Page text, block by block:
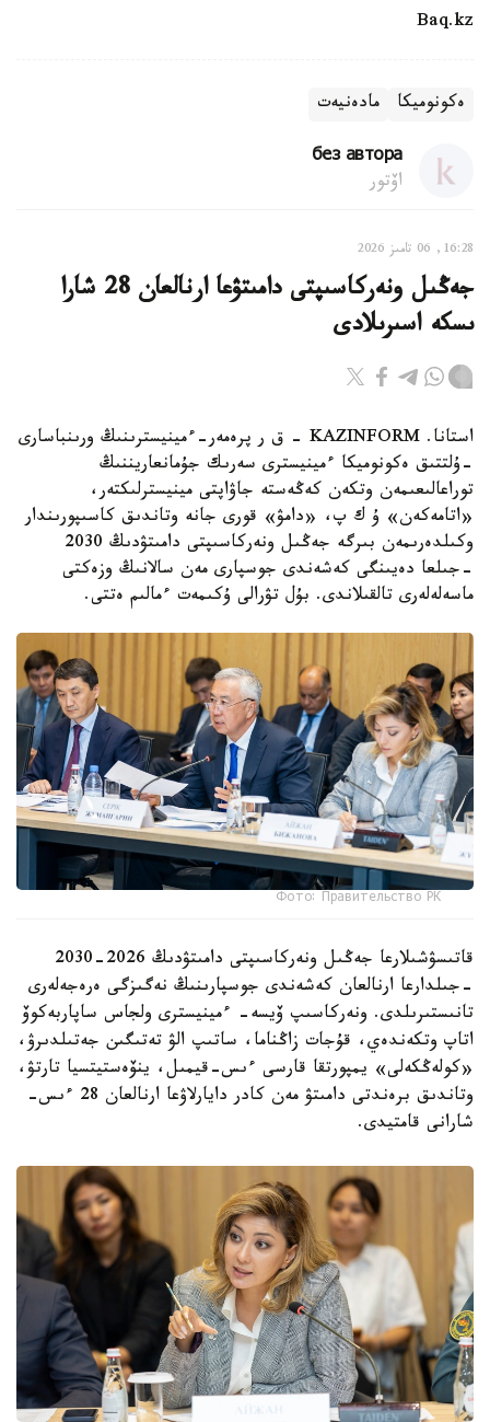
Baq.kz
ەكونوميكا مادەنيەت
без автора
اۆتور
16:28, 06 تامىز 2026
جەڭىل ونەركاسىپتى دامىتۋعا ارنالعان 28 شارا
ىسكە اسىرىلادى
استانا. KAZINFORM - ق ر پرەمەر-ءمينيسترىنىڭ ورىنباسارى
-ۇلتتىق ەكونوميكا ءمينيسترى سەرىك جۇمانعاريننىڭ
توراعالىعىمەن وتكەن كەڭەستە جاۋاپتى مينيسترلىكتەر،
«اتامەكەن» ۇ ك پ، «دامۋ» قورى جانە وتاندىق كاسىپورىندار
وكىلدەرىمەن بىرگە جەڭىل ونەركاسىپتى دامىتۋدىڭ 2030
-جىلعا دەيىنگى كەشەندى جوسپارى مەن سالانىڭ وزەكتى
ماسەلەلەرى تالقىلاندى. بۇل تۋرالى ۇكىمەت ءمالىم ەتتى.
Фото: Правительство РК
قاتىسۋشىلارعا جەڭىل ونەركاسىپتى دامىتۋدىڭ 2026-2030
-جىلدارعا ارنالعان كەشەندى جوسپارىنىڭ نەگىزگى ەرەجەلەرى
تانىستىرىلدى. ونەركاسىپ ۆيسە- ءمينيسترى ولجاس ساپاربەكوۆ
اتاپ وتكەندەي، قۇجات زاڭناما، ساتىپ الۋ تەتىگىن جەتىلدىرۋ،
«كولەڭكەلى» يمپورتقا قارسى ءىس-قيمىل، ينۆەستيتسيا تارتۋ،
وتاندىق برەندتى دامىتۋ مەن كادر دايارلاۋعا ارنالعان 28 ءىس-
شارانى قامتيدى.